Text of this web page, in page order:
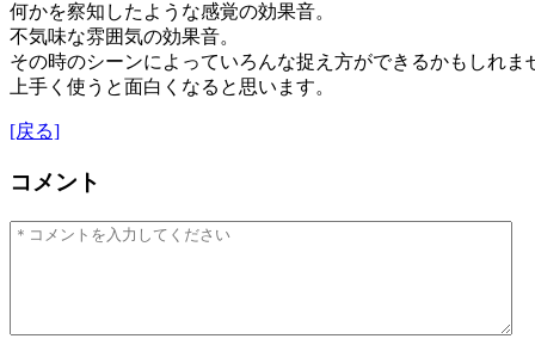
何かを察知したような感覚の効果音。
不気味な雰囲気の効果音。
その時のシーンによっていろんな捉え方ができるかもしれま
上手く使うと面白くなると思います。
[戻る]
コメント